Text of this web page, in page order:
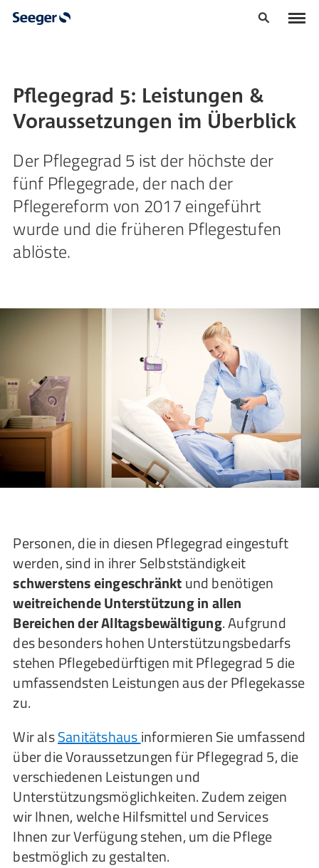
Pflegegrad 5: Leistungen &
Voraussetzungen im Überblick
Der Pflegegrad 5 ist der höchste der
fünf Pflegegrade, der nach der
Pflegereform von 2017 eingeführt
wurde und die früheren Pflegestufen
ablöste.
Personen, die in diesen Pflegegrad eingestuft
werden, sind in ihrer Selbstständigkeit
schwerstens eingeschränktund benötigen
weitreichende Unterstützung in allen
Bereichen der Alltagsbewältigung. Aufgrund
des besonders hohen Unterstützungsbedarfs
stehen Pflegebedürftigen mit Pflegegrad 5 die
umfassendsten Leistungen aus der Pflegekasse
zu.
Wir alsSanitätshausinformieren Sie umfassend
über die Voraussetzungen für Pflegegrad 5, die
verschiedenen Leistungen und
Unterstützungsmöglichkeiten. Zudem zeigen
wir Ihnen, welche Hilfsmittel und Services
Ihnen zur Verfügung stehen, um die Pflege
bestmöglich zu gestalten.